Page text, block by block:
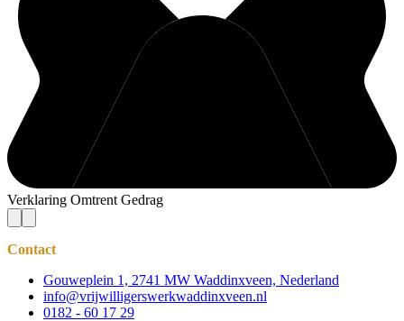
Verklaring Omtrent Gedrag
Contact
Gouweplein 1, 2741 MW Waddinxveen, Nederland
info@vrijwilligerswerkwaddinxveen.nl
0182 - 60 17 29